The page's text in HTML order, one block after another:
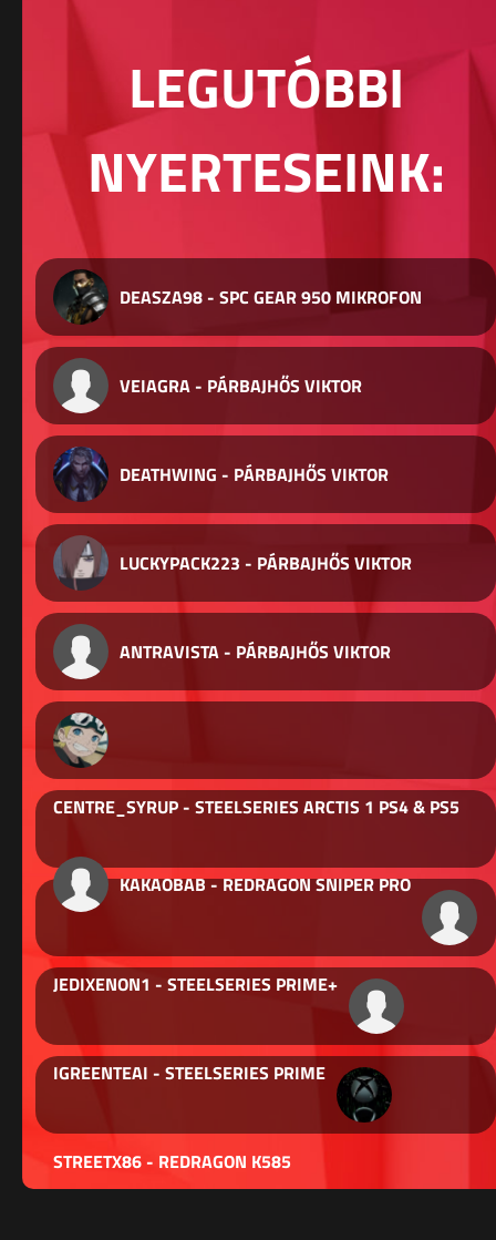
LEGUTÓBBI
NYERTESEINK:
DEASZA98 - SPC GEAR 950 MIKROFON
VEIAGRA - PÁRBAJHŐS VIKTOR
DEATHWING - PÁRBAJHŐS VIKTOR
LUCKYPACK223 - PÁRBAJHŐS VIKTOR
ANTRAVISTA - PÁRBAJHŐS VIKTOR
CENTRE_SYRUP - STEELSERIES ARCTIS 1 PS4 & PS5
KAKAOBAB - REDRAGON SNIPER PRO
JEDIXENON1 - STEELSERIES PRIME+
IGREENTEAI - STEELSERIES PRIME
STREETX86 - REDRAGON K585